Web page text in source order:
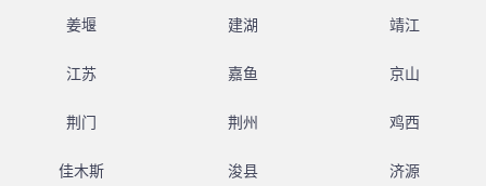
姜堰 建湖 靖江
江苏 嘉鱼 京山
荆门 荆州 鸡西
佳木斯 浚县 济源